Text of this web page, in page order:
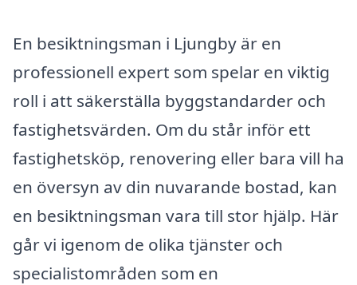
En besiktningsman i Ljungby är en
professionell expert som spelar en viktig
roll i att säkerställa byggstandarder och
fastighetsvärden. Om du står inför ett
fastighetsköp, renovering eller bara vill ha
en översyn av din nuvarande bostad, kan
en besiktningsman vara till stor hjälp. Här
går vi igenom de olika tjänster och
specialistområden som en